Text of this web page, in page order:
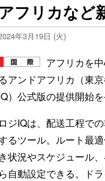
アフリカなど
年3月19日 (火)
アフリカを
るアンドアフリカ（東
）公式版の提供開始を
ロジIQは、配送工程で
るツール。ルート最
き状況やスケジュール
ら自動設定できる。ド